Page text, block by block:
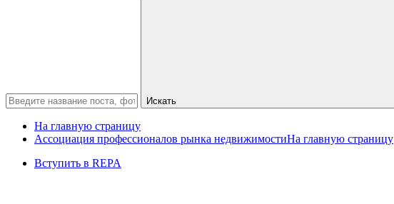
Искать
На главную страницу
Ассоциация профессионалов рынка недвижимостиНа главную страницу
Вступить в REPA